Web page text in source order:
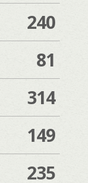
240
81
314
149
235